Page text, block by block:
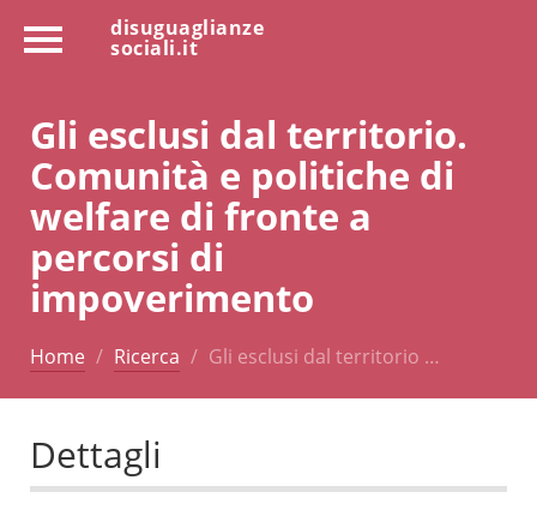
disuguaglianze
sociali.it
Gli esclusi dal territorio.
Comunità e politiche di
welfare di fronte a
percorsi di
impoverimento
Home Ricerca Gli esclusi dal territorio …
Dettagli